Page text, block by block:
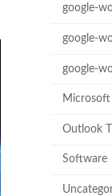
google-
google-
google-
Outlook
Software